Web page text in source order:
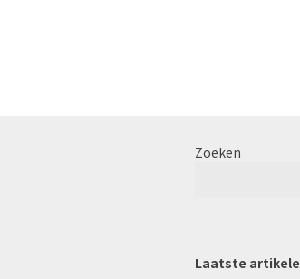
Zoeken
Laatste